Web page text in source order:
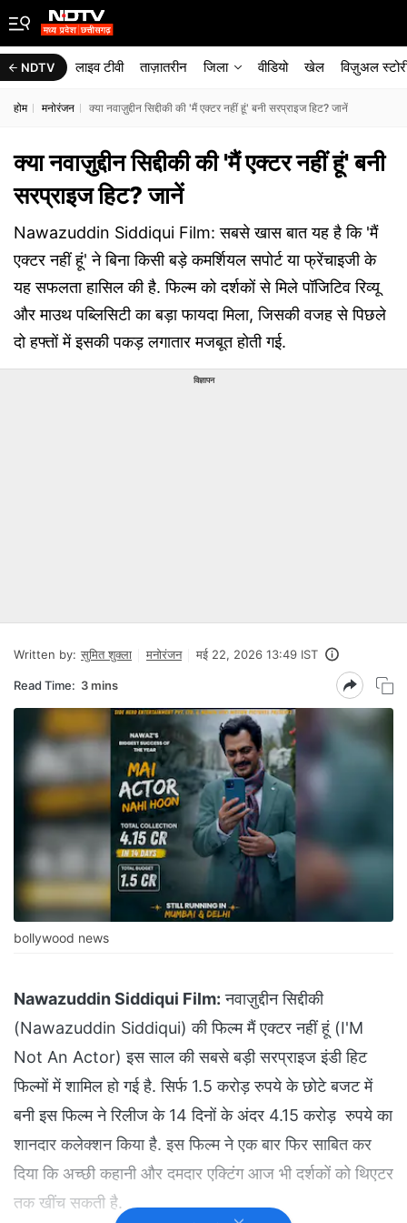
NDTV लाइव टीवी ताज़ातरीन जिला वीडियो खेल विज़ुअल
होम मनोरंजन क्या नवाज़ुद्दीन सिद्दीकी की 'मैं एक्टर नहीं हूं' बनी सरप्राइज हिट? जानें
क्या नवाज़ुद्दीन सिद्दीकी की 'मैं एक्टर नहीं हूं' बनी
सरप्राइज हिट? जानें
Nawazuddin Siddiqui Film: सबसे खास बात यह है कि 'मैं
एक्टर नहीं हूं' ने बिना किसी बड़े कमर्शियल सपोर्ट या फ्रेंचाइजी के
यह सफलता हासिल की है. फिल्म को दर्शकों से मिले पॉजिटिव रिव्यू
और माउथ पब्लिसिटी का बड़ा फायदा मिला, जिसकी वजह से पिछले
दो हफ्तों में इसकी पकड़ लगातार मजबूत होती गई.
विज्ञापन
Written by: सुमित शुक्ला मनोरंजन मई 22, 2026 13:49 IST
Read Time: 3 mins
bollywood news
Nawazuddin Siddiqui Film: नवाज़ुद्दीन सिद्दीकी
(Nawazuddin Siddiqui) की फिल्म मैं एक्टर नहीं हूं (I'M
Not An Actor) इस साल की सबसे बड़ी सरप्राइज इंडी हिट
फिल्मों में शामिल हो गई है. सिर्फ 1.5 करोड़ रुपये के छोटे बजट में
बनी इस फिल्म ने रिलीज के 14 दिनों के अंदर 4.15 करोड़ रुपये का
शानदार कलेक्शन किया है. इस फिल्म ने एक बार फिर साबित कर
दिया कि अच्छी कहानी और दमदार एक्टिंग आज भी दर्शकों को थिएटर
तक खींच सकती है.